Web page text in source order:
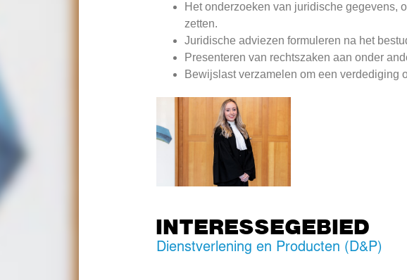
Het onderzoeken van juridische gegevens,
zetten.
Juridische adviezen formuleren na het
Presenteren van rechtszaken aan onder
Bewijslast verzamelen om een verdediging
INTERESSEGEBIED
Dienstverlening en Producten (D&P)